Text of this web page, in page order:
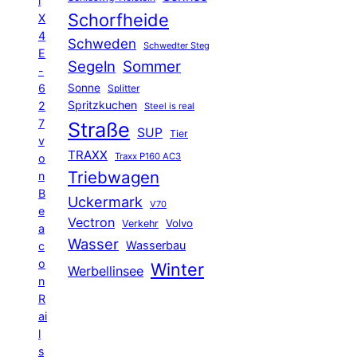
X
4
E
-
6
2
7
v
o
n
B
e
a
c
o
n
R
ai
l
s
Schorfheide
Schweden Schwedter Steg
Segeln Sommer
Sonne Splitter
Spritzkuchen Steel is real
Straße SUP Tier
TRAXX Traxx P160 AC3
Triebwagen
Uckermark V70
Vectron Verkehr Volvo
Wasser Wasserbau
Werbellinsee Winter